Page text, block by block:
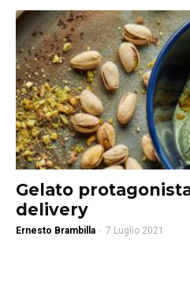
Gelato
delivery
Ernesto Brambilla - 7 Luglio 2021